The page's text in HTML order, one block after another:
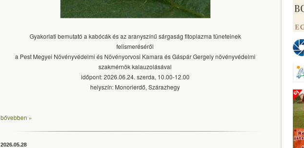
Gyakorlati bemutató a kabócák és az aranyszínű sárgaság fitoplazma tüneteinek
felismeréséről
a Pest Megyei Növényvédelmi és Növényorvosi Kamara és Gáspár Gergely növényvédelmi
szakmérnök kalauzolásával
időpont: 2026.06.24. szerda, 10.00-12.00
helyszín: Monorierdő, Szárazhegy
bővebben »
2026.05.28